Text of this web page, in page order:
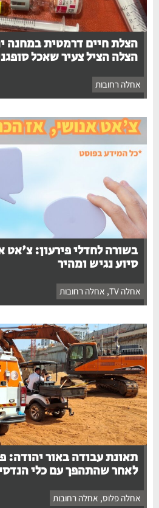
הצלת חיים דרמטית במחנה
הצלה הציל צעיר שאכל
אחלה רחובות
בשורה לחדלי פירעון: צ'אט
סיוע נגיש ומהיר
אחלה TV ,אחלה רחובות
תאונת עבודה באור יהודה: פועל
לאחר שהתהפך עם כלי הנדסי
אחלה פלוס ,אחלה רחובות